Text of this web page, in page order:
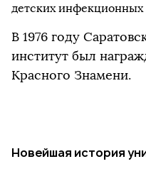
детских инфекционных
В 1976 году
институт был
Красного Знамени.
Новейшая история